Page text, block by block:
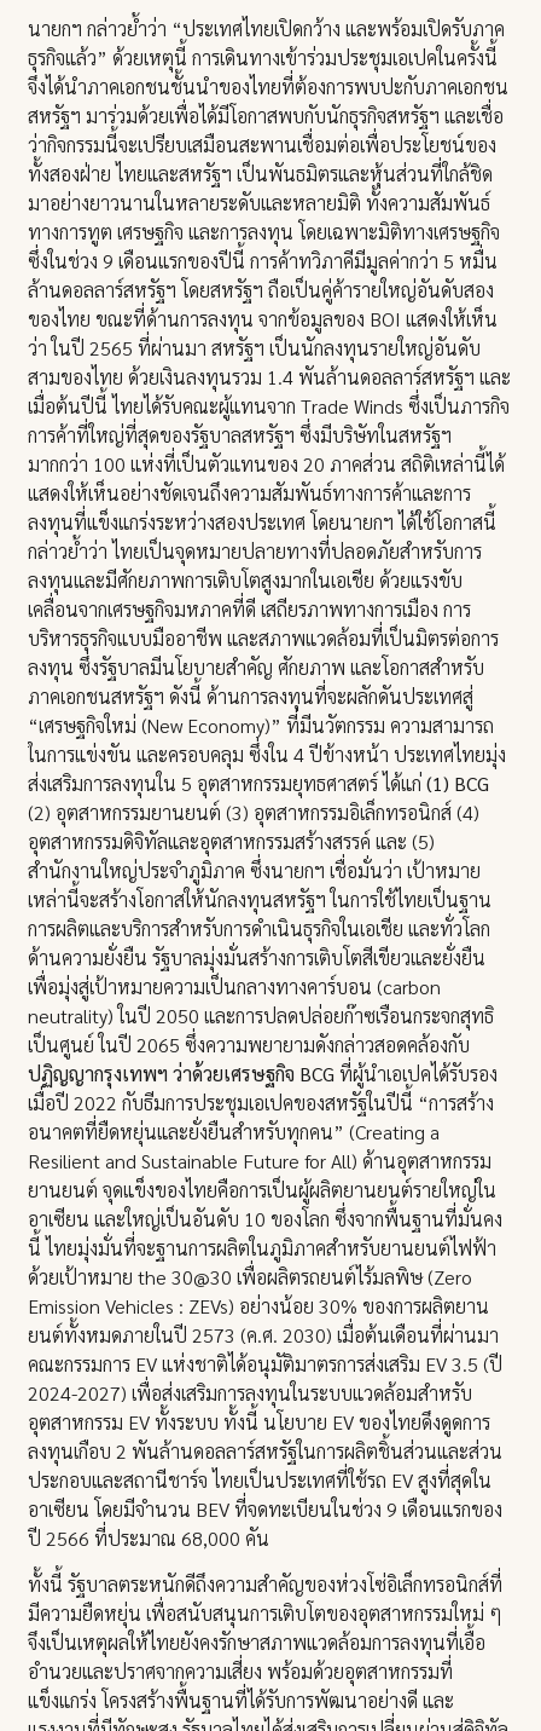
นายกฯ กล่าวย้ำว่า “ประเทศไทยเปิดกว้าง และพร้อมเปิดรับภาค
ธุรกิจแล้ว” ด้วยเหตุนี้ การเดินทางเข้าร่วมประชุมเอเปคในครั้งนี้
จึงได้นำภาคเอกชนชั้นนำของไทยที่ต้องการพบปะกับภาคเอกชน
สหรัฐฯ มาร่วมด้วยเพื่อได้มีโอกาสพบกับนักธุรกิจสหรัฐฯ และเชื่อ
ว่ากิจกรรมนี้จะเปรียบเสมือนสะพานเชื่อมต่อเพื่อประโยชน์ของ
ทั้งสองฝ่าย ไทยและสหรัฐฯ เป็นพันธมิตรและหุ้นส่วนที่ใกล้ชิด
มาอย่างยาวนานในหลายระดับและหลายมิติ ทั้งความสัมพันธ์
ทางการทูต เศรษฐกิจ และการลงทุน โดยเฉพาะมิติทางเศรษฐกิจ
ซึ่งในช่วง 9 เดือนแรกของปีนี้ การค้าทวิภาคีมีมูลค่ากว่า 5 หมื่น
ล้านดอลลาร์สหรัฐฯ โดยสหรัฐฯ ถือเป็นคู่ค้ารายใหญ่อันดับสอง
ของไทย ขณะที่ด้านการลงทุน จากข้อมูลของ BOI แสดงให้เห็น
ว่า ในปี 2565 ที่ผ่านมา สหรัฐฯ เป็นนักลงทุนรายใหญ่อันดับ
สามของไทย ด้วยเงินลงทุนรวม 1.4 พันล้านดอลลาร์สหรัฐฯ และ
เมื่อต้นปีนี้ ไทยได้รับคณะผู้แทนจาก Trade Winds ซึ่งเป็นภารกิจ
การค้าที่ใหญ่ที่สุดของรัฐบาลสหรัฐฯ ซึ่งมีบริษัทในสหรัฐฯ
มากกว่า 100 แห่งที่เป็นตัวแทนของ 20 ภาคส่วน สถิติเหล่านี้ได้
แสดงให้เห็นอย่างชัดเจนถึงความสัมพันธ์ทางการค้าและการ
ลงทุนที่แข็งแกร่งระหว่างสองประเทศ โดยนายกฯ ได้ใช้โอกาสนี้
กล่าวย้ำว่า ไทยเป็นจุดหมายปลายทางที่ปลอดภัยสำหรับการ
ลงทุนและมีศักยภาพการเติบโตสูงมากในเอเชีย ด้วยแรงขับ
เคลื่อนจากเศรษฐกิจมหภาคที่ดี เสถียรภาพทางการเมือง การ
บริหารธุรกิจแบบมืออาชีพ และสภาพแวดล้อมที่เป็นมิตรต่อการ
ลงทุน ซึ่งรัฐบาลมีนโยบายสำคัญ ศักยภาพ และโอกาสสำหรับ
ภาคเอกชนสหรัฐฯ ดังนี้ ด้านการลงทุนที่จะผลักดันประเทศสู่
“เศรษฐกิจใหม่ (New Economy)” ที่มีนวัตกรรม ความสามารถ
ในการแข่งขัน และครอบคลุม ซึ่งใน 4 ปีข้างหน้า ประเทศไทยมุ่ง
ส่งเสริมการลงทุนใน 5 อุตสาหกรรมยุทธศาสตร์ ได้แก่(1) BCG
(2) อุตสาหกรรมยานยนต์ (3) อุตสาหกรรมอิเล็กทรอนิกส์ (4)
อุตสาหกรรมดิจิทัลและอุตสาหกรรมสร้างสรรค์ และ (5)
สำนักงานใหญ่ประจำภูมิภาค ซึ่งนายกฯ เชื่อมั่นว่า เป้าหมาย
เหล่านี้จะสร้างโอกาสให้นักลงทุนสหรัฐฯ ในการใช้ไทยเป็นฐาน
การผลิตและบริการสำหรับการดำเนินธุรกิจในเอเชีย และทั่วโลก
ด้านความยั่งยืน รัฐบาลมุ่งมั่นสร้างการเติบโตสีเขียวและยั่งยืน
เพื่อมุ่งสู่เป้าหมายความเป็นกลางทางคาร์บอน (carbon
neutrality) ในปี 2050 และการปลดปล่อยก๊าซเรือนกระจกสุทธิ
เป็นศูนย์ ในปี 2065 ซึ่งความพยายามดังกล่าวสอดคล้องกับ
ปฏิญญากรุงเทพฯ ว่าด้วยเศรษฐกิจ BCG ที่ผู้นำเอเปคได้รับรอง
เมื่อปี 2022 กับธีมการประชุมเอเปคของสหรัฐในปีนี้ “การสร้าง
อนาคตที่ยืดหยุ่นและยั่งยืนสำหรับทุกคน” (Creating a
Resilient and Sustainable Future for All) ด้านอุตสาหกรรม
ยานยนต์ จุดแข็งของไทยคือการเป็นผู้ผลิตยานยนต์รายใหญ่ใน
อาเซียน และใหญ่เป็นอันดับ 10 ของโลก ซึ่งจากพื้นฐานที่มั่นคง
นี้ ไทยมุ่งมั่นที่จะฐานการผลิตในภูมิภาคสำหรับยานยนต์ไฟฟ้า
ด้วยเป้าหมาย the 30@30 เพื่อผลิตรถยนต์ไร้มลพิษ (Zero
Emission Vehicles : ZEVs) อย่างน้อย 30% ของการผลิตยาน
ยนต์ทั้งหมดภายในปี 2573 (ค.ศ. 2030) เมื่อต้นเดือนที่ผ่านมา
คณะกรรมการ EV แห่งชาติได้อนุมัติมาตรการส่งเสริม EV 3.5 (ปี
2024-2027) เพื่อส่งเสริมการลงทุนในระบบแวดล้อมสำหรับ
อุตสาหกรรม EV ทั้งระบบ ทั้งนี้ นโยบาย EV ของไทยดึงดูดการ
ลงทุนเกือบ 2 พันล้านดอลลาร์สหรัฐในการผลิตชิ้นส่วนและส่วน
ประกอบและสถานีชาร์จ ไทยเป็นประเทศที่ใช้รถ EV สูงที่สุดใน
อาเซียน โดยมีจำนวน BEV ที่จดทะเบียนในช่วง 9 เดือนแรกของ
ปี 2566 ที่ประมาณ 68,000 คัน
ทั้งนี้ รัฐบาลตระหนักดีถึงความสำคัญของห่วงโซ่อิเล็กทรอนิกส์ที่
มีความยืดหยุ่น เพื่อสนับสนุนการเติบโตของอุตสาหกรรมใหม่ ๆ
จึงเป็นเหตุผลให้ไทยยังคงรักษาสภาพแวดล้อมการลงทุนที่เอื้อ
อำนวยและปราศจากความเสี่ยง พร้อมด้วยอุตสาหกรรมที่
แข็งแกร่ง โครงสร้างพื้นฐานที่ได้รับการพัฒนาอย่างดี และ